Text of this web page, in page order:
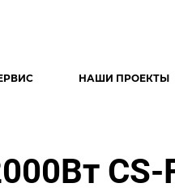
НАШИ ПРОЕКТЫ
CS-